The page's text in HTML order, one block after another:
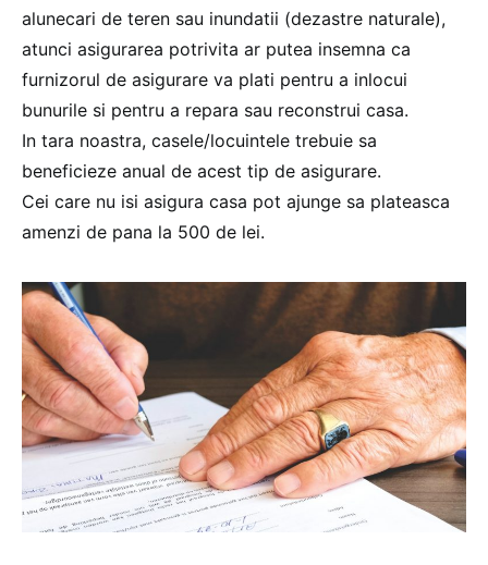
alunecari de teren sau inundatii (dezastre naturale),
atunci asigurarea potrivita ar putea insemna ca
furnizorul de asigurare va plati pentru a inlocui
bunurile si pentru a repara sau reconstrui casa.
In tara noastra, casele/locuintele trebuie sa
beneficieze anual de acest tip de asigurare.
Cei care nu isi asigura casa pot ajunge sa plateasca
amenzi de pana la 500 de lei.